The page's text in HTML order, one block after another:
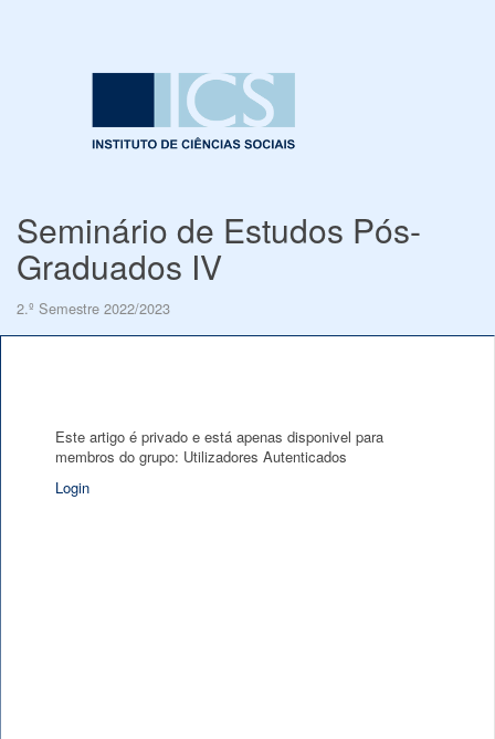
Seminário de Estudos Pós-
Graduados IV
2.º Semestre 2022/2023
Este artigo é privado e está apenas disponivel para
membros do grupo: Utilizadores Autenticados
Login